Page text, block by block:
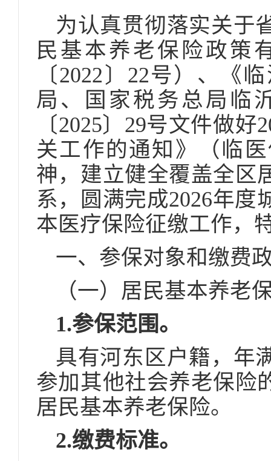
为认真贯彻落实关于
民基本养老保险政策
〔2022〕22号）、《
局、国家税务总局临
〔2025〕29号文件做
关工作的通知》（临
神，建立健全覆盖全区
系，圆满完成2026年度
本医疗保险征缴工作，
一、参保对象和缴费
（一）居民基本养老
1.参保范围。
具有河东区户籍，年
参加其他社会养老保险
居民基本养老保险。
2.缴费标准。